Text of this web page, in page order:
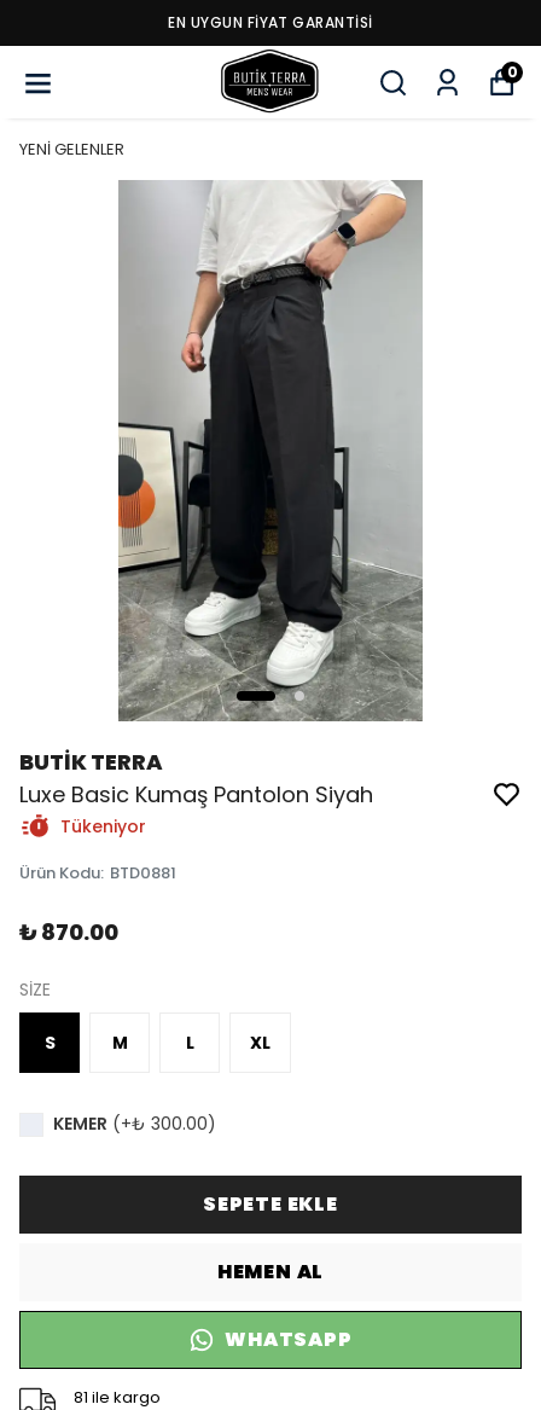
EN UYGUN FİYAT GARANTİSİ
0
YENİ GELENLER
BUTİK TERRA
Luxe Basic Kumaş Pantolon Siyah
Tükeniyor
Ürün Kodu: BTD0881
₺ 870.00
SİZE
S M L XL
KEMER (+₺ 300.00)
SEPETE EKLE
HEMEN AL
WHATSAPP
81 ile kargo